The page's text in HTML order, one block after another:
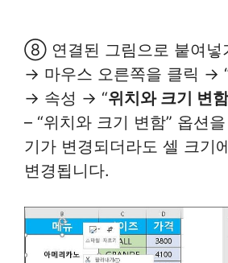
⑧ 연결된 그림으로 붙여넣
→ 마우스 오른쪽을 클릭 →
→ 속성 → “위치와 크기 변함
– “위치와 크기 변함” 옵션
기가 변경되더라도 셀 크기
변경됩니다.